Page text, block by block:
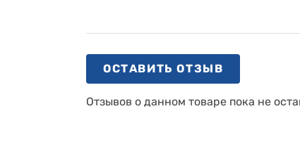
ОСТАВИТЬ ОТЗЫВ
Отзывов о данном товаре пока не